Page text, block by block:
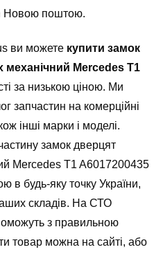
Новою поштою.
ви можете купити замок
механічний Mercedes T1
за низькою ціною. Ми
запчастин на комерційні
інші марки і моделі.
замок дверцят
Mercedes T1 A6017200435
в будь-яку точку України,
складів. На СТО
з правильною
товар можна на сайті, або